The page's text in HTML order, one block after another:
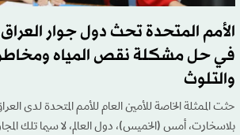
الأمم المتحدة تحث دول جوار
في حل مشكلة نقص المياه
والتلوث
حثت الممثلة الخاصة للأمين العام للأمم المتحدة لدى
بلاسخارت، أمس (الخميس)، دول العالم، لا سيما تلك